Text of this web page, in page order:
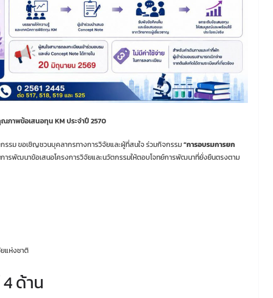
าพข้อเสนอทุน KM ประจำปี 2570
รม ขอเชิญชวนบุคลากรทางการวิจัยและผู้ที่สนใจ ร่วมกิจกรรม“การอบรมการยก
ารพัฒนาข้อเสนอโครงการวิจัยและนวัตกรรมให้ตอบโจทย์การพัฒนาที่ยั่งยืนตรงตาม
แห่งชาติ
ด้าน